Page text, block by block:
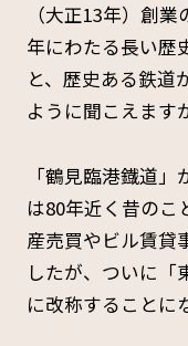
（大正13年）創
年にわたる長い歴
と、歴史ある鉄道
ように聞こえます
「鶴見臨港鐡道
は80年近く昔のこ
産売買やビル賃貸
したが、ついに「
に改称することに